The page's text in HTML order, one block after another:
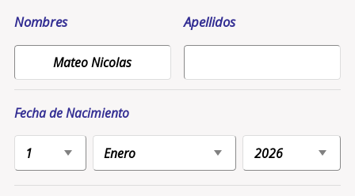
Nombres Apellidos
Fecha de Nacimiento